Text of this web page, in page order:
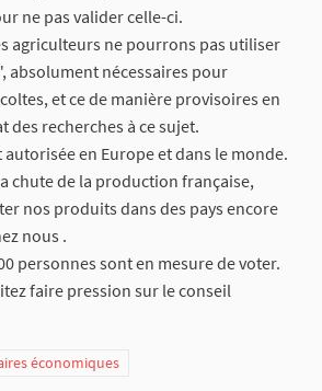
ne pas valider celle-ci.
agriculteurs ne pourrons pas utiliser
absolument nécessaires pour
et ce de manière provisoires en
des recherches à ce sujet.
autorisée en Europe et dans le monde.
chute de la production française,
nos produits dans des pays encore
nous .
personnes sont en mesure de voter.
faire pression sur le conseil
économiques